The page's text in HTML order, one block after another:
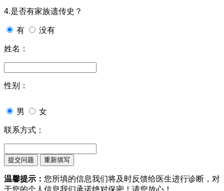
4.是否有家族遗传史？
有 没有
姓名：
性别：
男 女
联系方式：
温馨提示： 您所填的信息我们将及时反馈给医生进行诊断，对
于您的个人信息我们承诺绝对保密！请您放心！